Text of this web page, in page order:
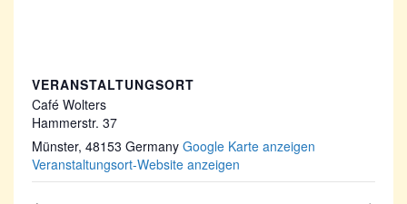
VERANSTALTUNGSORT
Café Wolters
Hammerstr. 37
Münster, 48153 Germany Google Karte anzeigen
Veranstaltungsort-Website anzeigen